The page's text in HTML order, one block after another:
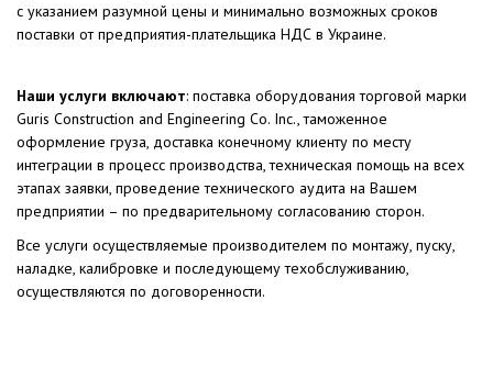
с указанием разумной цены и минимально возможных сроков
поставки от предприятия-плательщика НДС в Украине.
Наши услуги включают: поставка оборудования торговой марки
Guris Construction and Engineering Co. Inc., таможенное
оформление груза, доставка конечному клиенту по месту
интеграции в процесс производства, техническая помощь на всех
этапах заявки, проведение технического аудита на Вашем
предприятии – по предварительному согласованию сторон.
Все услуги осуществляемые производителем по монтажу, пуску,
наладке, калибровке и последующему техобслуживанию,
осуществляются по договоренности.